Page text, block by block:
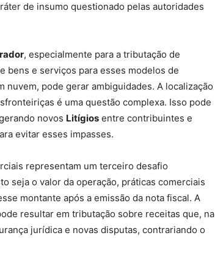
de insumo questionado pelas autoridades
, especialmente para a tributação de
bens e serviços para esses modelos de
pode gerar ambiguidades. A localização
é uma questão complexa. Isso pode
novos Litígios entre contribuintes e
evitar esses impasses.
representam um terceiro desafio
seja o valor da operação, práticas comerciais
montante após a emissão da nota fiscal. A
resultar em tributação sobre receitas que, na
jurídica e novas disputas, contrariando o